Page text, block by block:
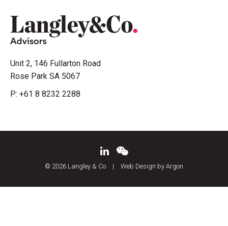
Unit 2, 146 Fullarton Road
Rose Park SA 5067
P: +61 8 8232 2288
© 2026 Langley & Co | Web Design by Argon